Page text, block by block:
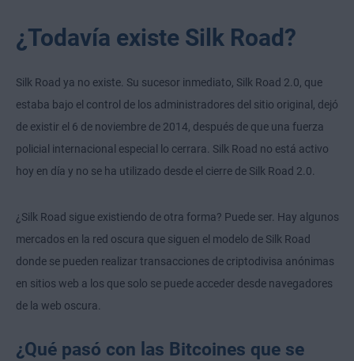
¿Todavía existe Silk Road?
Silk Road ya no existe. Su sucesor inmediato, Silk Road 2.0, que
estaba bajo el control de los administradores del sitio original, dejó
de existir el 6 de noviembre de 2014, después de que una fuerza
policial internacional especial lo cerrara. Silk Road no está activo
hoy en día y no se ha utilizado desde el cierre de Silk Road 2.0.
¿Silk Road sigue existiendo de otra forma? Puede ser. Hay algunos
mercados en la red oscura que siguen el modelo de Silk Road
donde se pueden realizar transacciones de criptodivisa anónimas
en sitios web a los que solo se puede acceder desde navegadores
de la web oscura.
¿Qué pasó con las Bitcoines que se